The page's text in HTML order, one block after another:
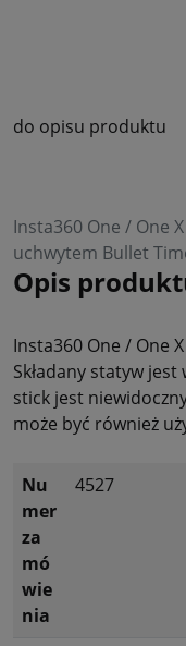
do opisu produktu
Insta360 One / One
uchwytem Bullet
Opis
Insta360 One / One
Składany statyw
stick jest
może być również
Nu
mer
za
mó
wie
nia
4527